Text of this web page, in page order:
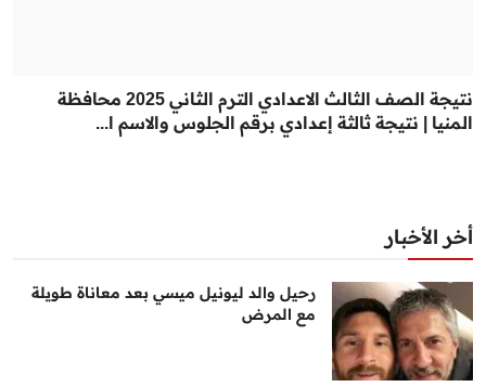
نتيجة الصف الثالث الاعدادي الترم الثاني 2025 محافظة
المنيا | نتيجة ثالثة إعدادي برقم الجلوس والاسم ا...
أخر الأخبار
رحيل والد ليونيل ميسي بعد معاناة طويلة
مع المرض